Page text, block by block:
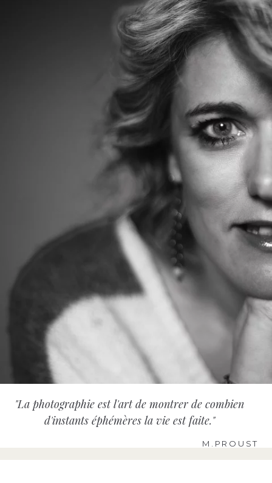
"La photographie est l'art de montrer de combien
d'instants éphémères la vie est faite."
M.PROUST